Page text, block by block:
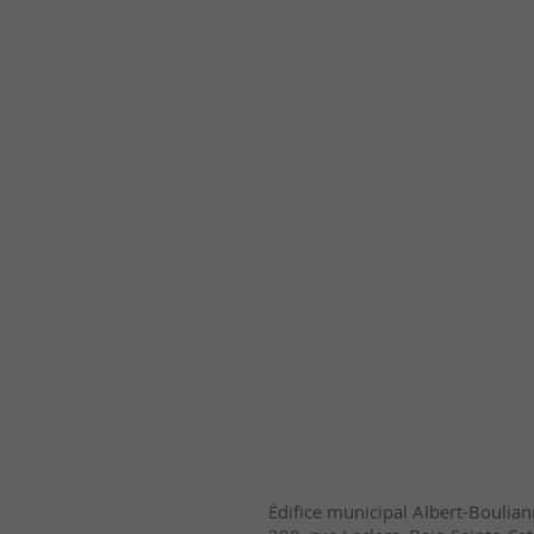
Édifice municipal Albert-